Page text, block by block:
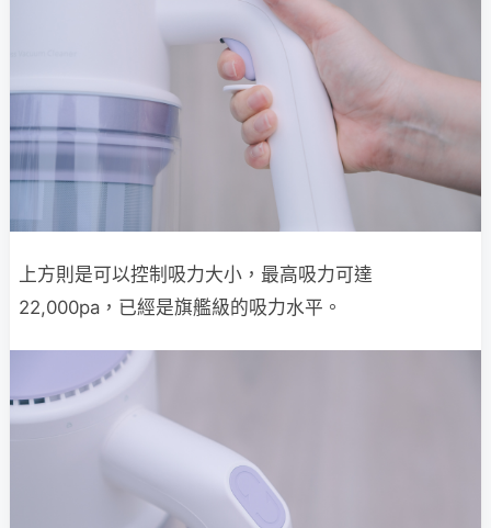
上方則是可以控制吸力大小，最高吸力可達
22,000pa，已經是旗艦級的吸力水平。